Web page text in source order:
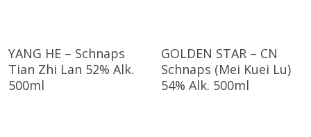
YANG HE – Schnaps
Tian Zhi Lan 52% Alk.
500ml
GOLDEN STAR – CN
Schnaps (Mei Kuei Lu)
54% Alk. 500ml